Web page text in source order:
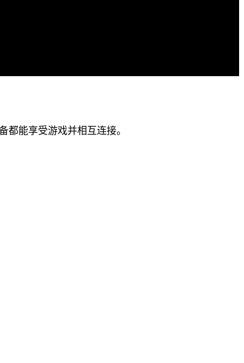
都能享受游戏并相互连接。